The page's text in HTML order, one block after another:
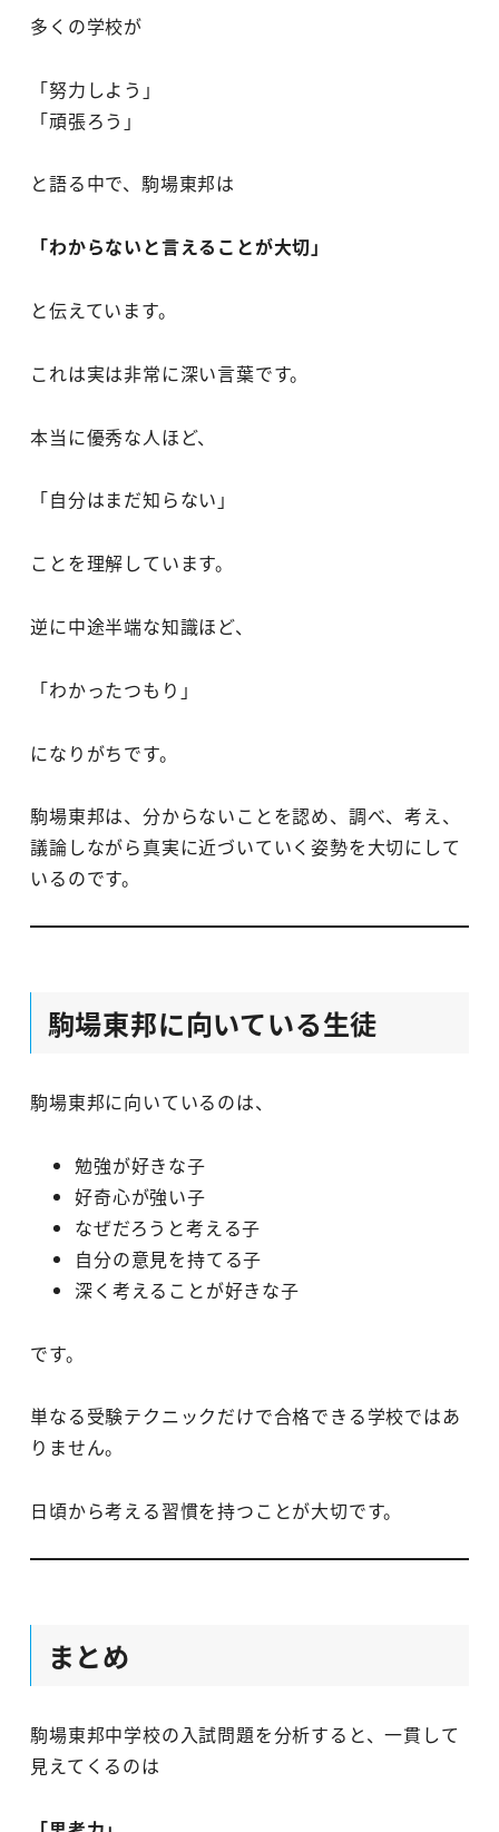
多くの学校が
「努力しよう」
「頑張ろう」
と語る中で、駒場東邦は
「わからないと言えることが大切」
と伝えています。
これは実は非常に深い言葉です。
本当に優秀な人ほど、
「自分はまだ知らない」
ことを理解しています。
逆に中途半端な知識ほど、
「わかったつもり」
になりがちです。
駒場東邦は、分からないことを認め、調べ、考え、
議論しながら真実に近づいていく姿勢を大切にして
いるのです。
駒場東邦に向いている生徒
駒場東邦に向いているのは、
勉強が好きな子
好奇心が強い子
なぜだろうと考える子
自分の意見を持てる子
深く考えることが好きな子
です。
単なる受験テクニックだけで合格できる学校ではあ
りません。
日頃から考える習慣を持つことが大切です。
まとめ
駒場東邦中学校の入試問題を分析すると、一貫して
見えてくるのは